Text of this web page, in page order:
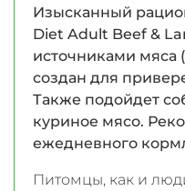
Изысканный
Diet Adult Beef &
источниками мяса
создан для
Также подойдет
куриное мясо.
ежедневного
Питомцы, как и